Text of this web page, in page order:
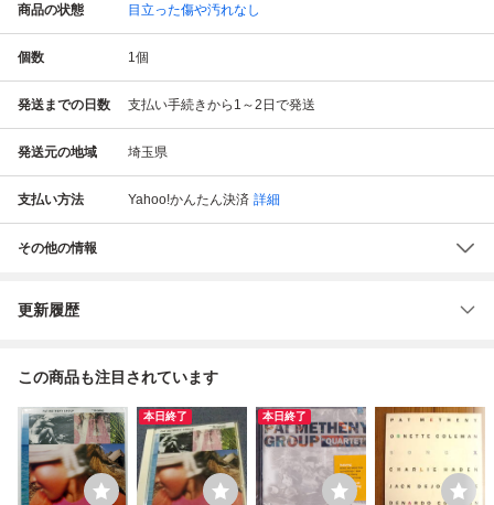
商品の状態 目立った傷や汚れなし
個数 1個
発送までの日数 支払い手続きから1～2日で発送
発送元の地域 埼玉県
支払い方法 Yahoo!かんたん決済 詳細
その他の情報
更新履歴
この商品も注目されています
本日終了 本日終了